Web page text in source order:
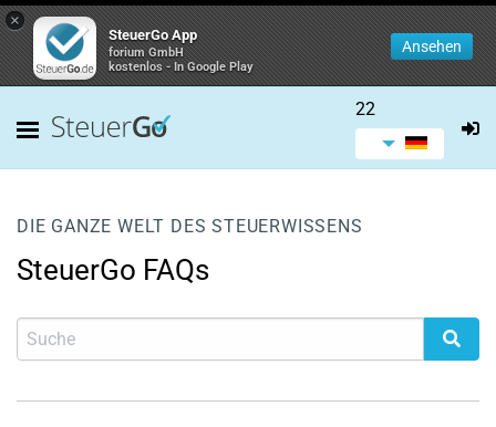
×
SteuerGo App
forium GmbH
kostenlos - In Google Play
Ansehen
22
DIE GANZE WELT DES STEUERWISSENS
SteuerGo FAQs